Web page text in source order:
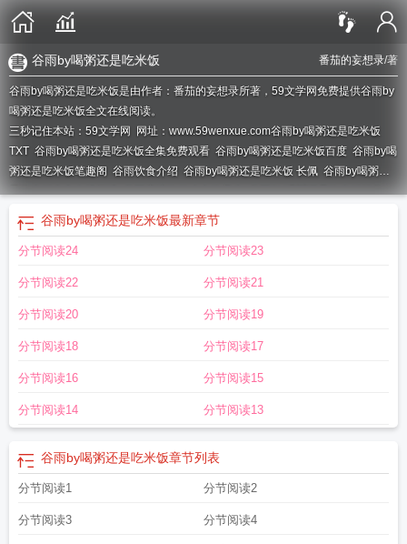
番茄的妄想录/著
谷雨by喝粥还是吃米饭
谷雨by喝粥还是吃米饭是由作者：番茄的妄想录所著，59文学网免费提供谷雨by
喝粥还是吃米饭全文在线阅读。
三秒记住本站：59文学网 网址：www.59wenxue.com谷雨by喝粥还是吃米饭
TXT 谷雨by喝粥还是吃米饭全集免费观看 谷雨by喝粥还是吃米饭百度 谷雨by喝
粥还是吃米饭笔趣阁 谷雨饮食介绍 谷雨by喝粥还是吃米饭 长佩 谷雨by喝粥还
是吃米饭全文在线阅读谷雨应该吃什么食物养生谷雨BY喝粥还是吃米饭笔趣
谷雨粥铺怎么样 谷雨by喝粥还是吃米饭笔趣阁最新章节
饭最新章节更新时
粥还是吃米饭全文阅读
谷雨by喝粥还是吃米饭完整版
谷雨by喝粥还是吃米饭最新章节
分节阅读24 分节阅读23
分节阅读22 分节阅读21
分节阅读20 分节阅读19
分节阅读18 分节阅读17
分节阅读16 分节阅读15
分节阅读14 分节阅读13
谷雨by喝粥还是吃米饭章节列表
分节阅读1 分节阅读2
分节阅读3 分节阅读4